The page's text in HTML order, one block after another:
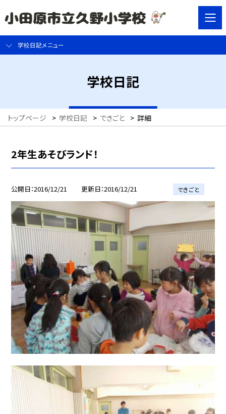
学校日記メニュー
学校日記
トップページ > 学校日記 > できごと > 詳細
2年生あそびランド！
公開日 2016/12/21 更新日 2016/12/21 できごと